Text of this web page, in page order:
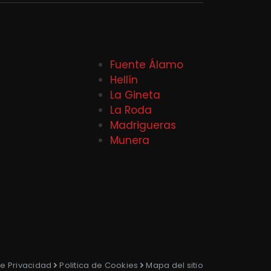
Fuente Álamo
Hellín
La Gineta
La Roda
Madrigueras
Munera
Privacidad Politica de Cookies Mapa del sitio